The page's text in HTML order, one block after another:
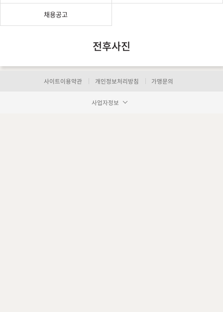
채용공고
전후사진
사이트이용약관 개인정보처리방침 가맹문의
사업자정보